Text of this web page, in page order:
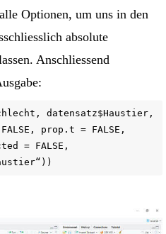
Optionen, um uns in den
absolute
Anschliessend
datensatz$Haustier,
prop.t = FALSE,
= FALSE,